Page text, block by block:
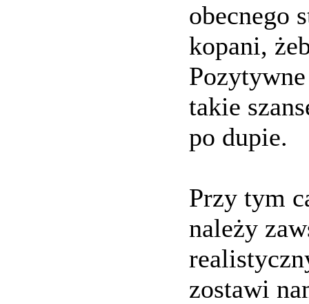
obecnego
kopani,
takie
po dupie.
Przy tym
należy
zostawi